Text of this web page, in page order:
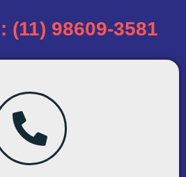
(11) 98609-3581